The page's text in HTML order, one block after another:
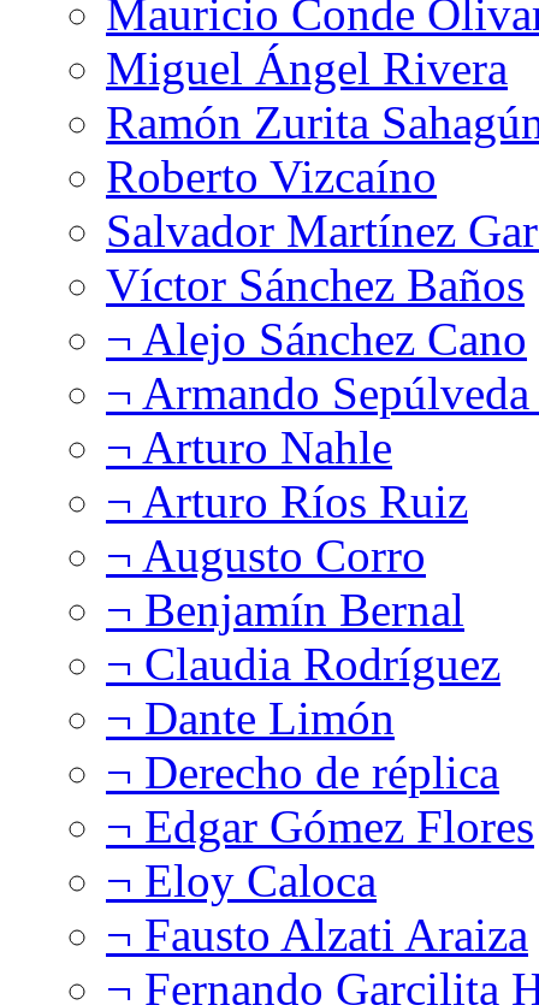
Mauricio Conde
Miguel Ángel Rivera
Ramón Zurita
Roberto Vizcaíno
Salvador Martínez
Víctor Sánchez Baños
¬ Alejo Sánchez Cano
¬ Armando
¬ Arturo Nahle
¬ Arturo Ríos Ruiz
¬ Augusto Corro
¬ Benjamín Bernal
¬ Claudia Rodríguez
¬ Dante Limón
¬ Derecho de réplica
¬ Edgar Gómez Flores
¬ Eloy Caloca
¬ Fausto Alzati Araiza
¬ Fernando Garcilita